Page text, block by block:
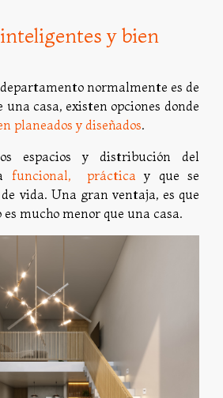
y bien
normalmente es de
casa, existen opciones donde
planeados y diseñados.
espacios y distribución del
funcional, práctica y que se
vida. Una gran ventaja, es que
mucho menor que una casa.